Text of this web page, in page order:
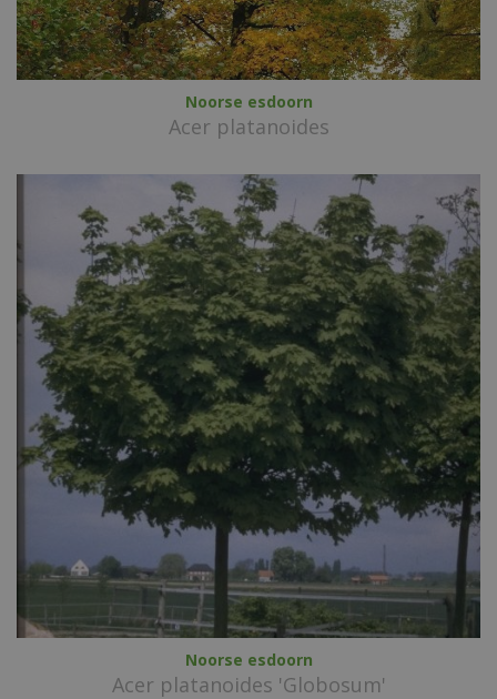
Noorse esdoorn
Acer platanoides
Noorse esdoorn
Acer platanoides 'Globosum'